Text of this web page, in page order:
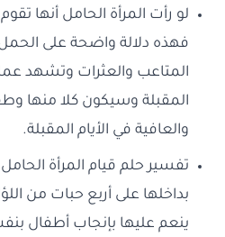
لو رأت المرأة الحامل أنها
فهذه دلالة واضحة على
المتاعب والعثرات وتشهد
المقبلة وسيكون كلا منها
والعافية في الأيام المقبلة.
تفسير حلم قيام المرأة
بداخلها على أربع حبات من
ينعم عليها بإنجاب أطفال